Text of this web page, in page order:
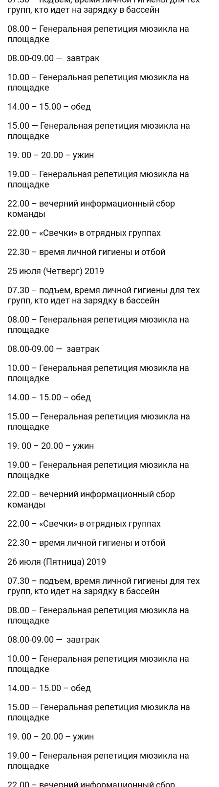
групп, кто идет на зарядку в бассейн
08.00 – Генеральная репетиция мюзикла на
площадке
08.00-09.00 — завтрак
10.00 – Генеральная репетиция мюзикла на
площадке
14.00 – 15.00 – обед
15.00 — Генеральная репетиция мюзикла на
площадке
19. 00 – 20.00 – ужин
19.00 – Генеральная репетиция мюзикла на
площадке
22.00 – вечерний информационный сбор
команды
22.00 – «Свечки» в отрядных группах
22.30 – время личной гигиены и отбой
25 июля (Четверг) 2019
07.30 – подъем, время личной гигиены для тех
групп, кто идет на зарядку в бассейн
08.00 – Генеральная репетиция мюзикла на
площадке
08.00-09.00 — завтрак
10.00 – Генеральная репетиция мюзикла на
площадке
14.00 – 15.00 – обед
15.00 — Генеральная репетиция мюзикла на
площадке
19. 00 – 20.00 – ужин
19.00 – Генеральная репетиция мюзикла на
площадке
22.00 – вечерний информационный сбор
команды
22.00 – «Свечки» в отрядных группах
22.30 – время личной гигиены и отбой
26 июля (Пятница) 2019
07.30 – подъем, время личной гигиены для тех
групп, кто идет на зарядку в бассейн
08.00 – Генеральная репетиция мюзикла на
площадке
08.00-09.00 — завтрак
10.00 – Генеральная репетиция мюзикла на
площадке
14.00 – 15.00 – обед
15.00 — Генеральная репетиция мюзикла на
площадке
19. 00 – 20.00 – ужин
19.00 – Генеральная репетиция мюзикла на
площадке
22.00 – вечерний информационный сбор